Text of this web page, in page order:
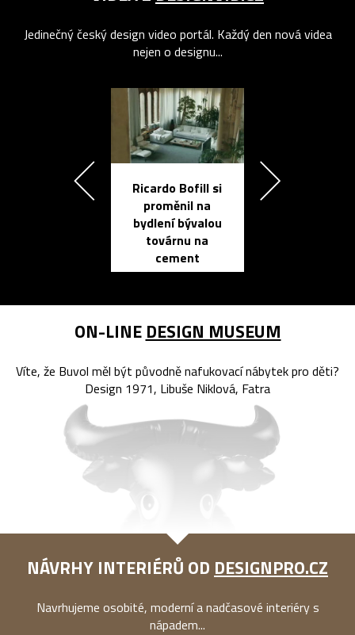
Jedinečný český design video portál. Každý den nová videa
nejen o designu...
Ricardo Bofill si
proměnil na
bydlení bývalou
továrnu na
cement
ON-LINE DESIGN MUSEUM
Víte, že Buvol měl být původně nafukovací nábytek pro děti?
Design 1971, Libuše Niklová, Fatra
NÁVRHY INTERIÉRŮ OD DESIGNPRO.CZ
Navrhujeme osobité, moderní a nadčasové interiéry s
nápadem...